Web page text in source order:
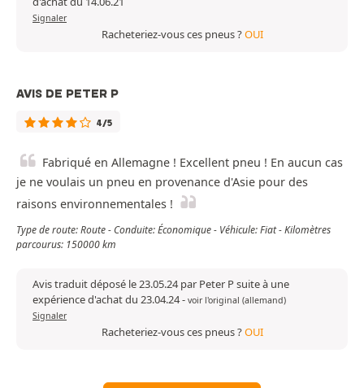
Signaler
Racheteriez-vous ces pneus ?OUI
AVIS DE PETER P
4/5
Fabriqué en Allemagne ! Excellent pneu ! En aucun cas
je ne voulais un pneu en provenance d'Asie pour des
raisons environnementales !
Type de route: Route - Conduite: Économique - Véhicule: Fiat - Kilomètres
parcourus: 150000 km
Avis traduit déposé le 23.05.24 par Peter P suite à une
expérience d'achat du 23.04.24- voir l'original (allemand)
Signaler
Racheteriez-vous ces pneus ?OUI